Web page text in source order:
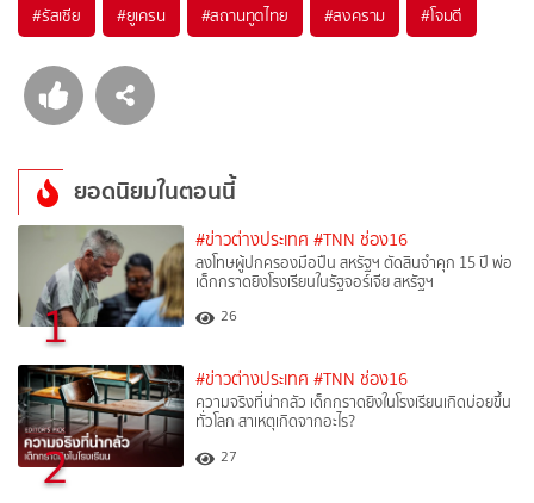
#รัสเซีย #ยูเครน #สถานทูตไทย #สงคราม #โจมตี
ยอดนิยมในตอนนี้
1
#ข่าวต่างประเทศ #TNN ช่อง16
ลงโทษผู้ปกครองมือปืน สหรัฐฯ ตัดสินจำคุก 15 ปี พ่อ
เด็กกราดยิงโรงเรียนในรัฐจอร์เจีย สหรัฐฯ
26
2
#ข่าวต่างประเทศ #TNN ช่อง16
ความจริงที่น่ากลัว เด็กกราดยิงในโรงเรียนเกิดบ่อยขึ้น
ทั่วโลก สาเหตุเกิดจากอะไร?
27